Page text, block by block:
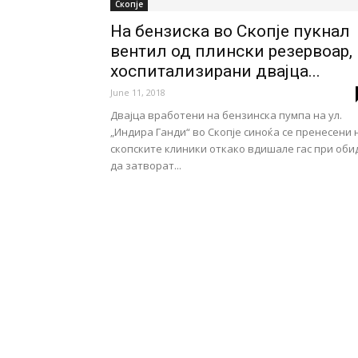
Скопје
На бензиска во Скопје пукнал
вентил од плински резервоар,
хоспитализирани двајца...
June 11, 2018
Двајца вработени на бензинска пумпа на ул.
„Индира Ганди“ во Скопје синоќа се пренесени
скопските клиники откако вдишале гас при
да затворат...